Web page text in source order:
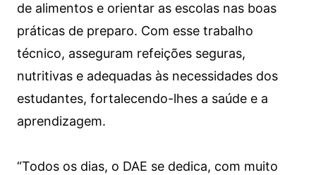
de alimentos e orientar as escolas nas boas
práticas de preparo. Com esse trabalho
técnico, asseguram refeições seguras,
nutritivas e adequadas às necessidades dos
estudantes, fortalecendo-lhes a saúde e a
aprendizagem.
“Todos os dias, o DAE se dedica, com muito